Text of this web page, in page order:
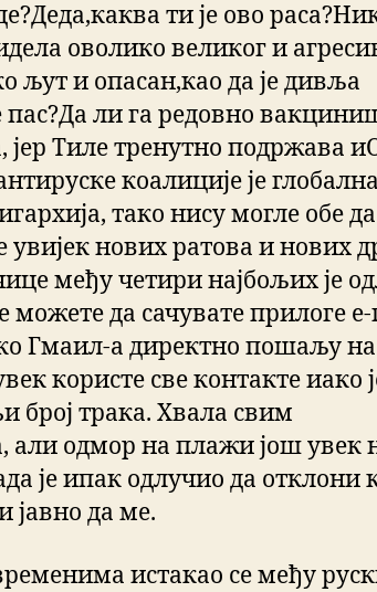
ти је ово
оволико великог и
љут и опасан,као да је дивља
пас?Да ли га редовно
јер Тиле тренутно подржава
коалиције је глобална
тако нису могле обе
увијек нових ратова и нових
међу четири најбољих је
можете да сачувате прилоге
Гмаил-а директно пошаљу на
користе све контакте иако
број трака. Хвала свим
али одмор на плажи још увек
је ипак одлучио да отклони
јавно да ме.
истакао се међу